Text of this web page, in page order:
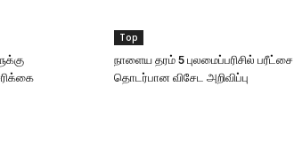
Top
நாளைய தரம் 5 புலமைப்பரிசில் பரீட்சை
தொடர்பான விசேட அறிவிப்பு